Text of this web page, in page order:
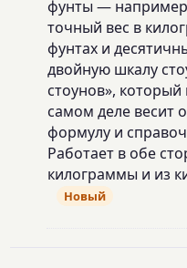
фунты —
точный вес в
фунтах и
двойную шкалу
стоунов», который
самом деле весит
формулу и
Работает в обе
килограммы и из
Новый